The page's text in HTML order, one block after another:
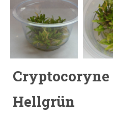
Hellgrün